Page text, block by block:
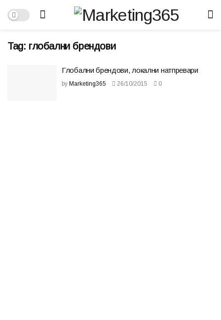
Tag: глобални брендови
Глобални брендови, локални натпревари
by Marketing365 26/10/2015 0